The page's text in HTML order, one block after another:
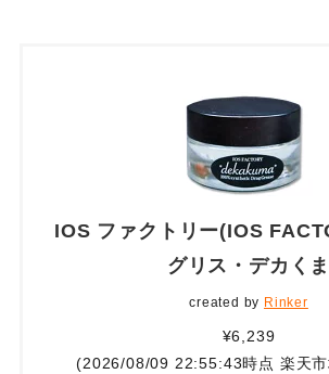
IOS ファクトリー(IOS
グリス・デカくま
created by Rinker
¥6,239
(2026/08/09 22:55:43時点 楽天